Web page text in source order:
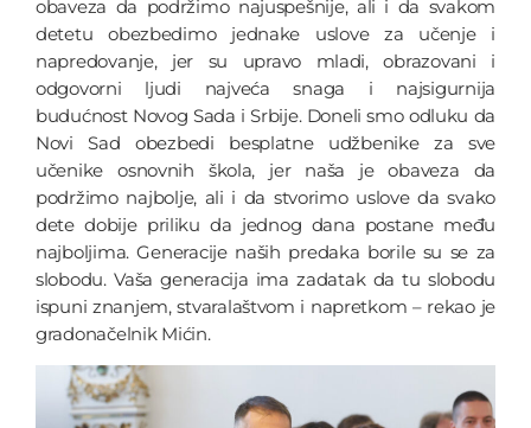
obaveza da podržimo najuspešnije, ali i da svakom
detetu obezbedimo jednake uslove za učenje i
napredovanje, jer su upravo mladi, obrazovani i
odgovorni ljudi najveća snaga i najsigurnija
budućnost Novog Sada i Srbije. Doneli smo odluku da
Novi Sad obezbedi besplatne udžbenike za sve
učenike osnovnih škola, jer naša je obaveza da
podržimo najbolje, ali i da stvorimo uslove da svako
dete dobije priliku da jednog dana postane među
najboljima. Generacije naših predaka borile su se za
slobodu. Vaša generacija ima zadatak da tu slobodu
ispuni znanjem, stvaralaštvom i napretkom – rekao je
gradonačelnik Mićin.